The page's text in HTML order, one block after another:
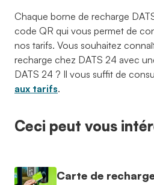
Chaque borne de recharge
code QR qui vous permet de
nos tarifs. Vous souhaitez
recharge chez DATS 24 avec
DATS 24 ? Il vous suffit de
aux tarifs.
Ceci peut vous
Carte de